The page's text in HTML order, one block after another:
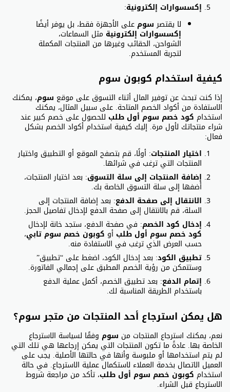
إكسسوارات إلكترونية:
لا يقتصرسومعلى الأجهزة فقط، بل يوفر أيضًا
إكسسوارات إلكترونية مثل السماعات،
الشواحن، الحقائب وغيرها من المنتجات المكملة
لتجربة المستخدم.
كيفية استخدام كوبون سوم
إذا كنت تبحث عن توفير المال أثناء التسوق على موقع سوم، يمكنك
الاستفادة من أكواد الخصم المتاحة. على سبيل المثال، يمكنك
استخدام كود خصم سوم أول طلب للحصول على خصم كبير عند
شراء منتجاتك لأول مرة. إليك كيفية استخدام أكواد الخصم بشكل
فعال:
اختيار المنتجات: أولًا، قم بتصفح الموقع أو التطبيق واختيار
المنتجات التي ترغب في شرائها.
إضافة المنتجات إلى سلة التسوق: بعد اختيار المنتجات،
أضفها إلى سلة التسوق الخاصة بك.
الانتقال إلى صفحة الدفع: بعد إضافة المنتجات إلى
السلة، قم بالانتقال إلى صفحة الدفع لإدخال تفاصيل الحجز.
إدخال كود الخصم: في صفحة الدفع، ستجد خانة لإدخال
كود خصم سوم أول طلب أو كوبون خصم سوم تابي،
حسب العرض الذي ترغب في الاستفادة منه.
تطبيق الكود: بعد إدخال الكود، اضغط على “تطبيق”
وستتمكن من رؤية الخصم المطبق على إجمالي الفاتورة.
إتمام الدفع: بعد تطبيق الخصم، أكمل عملية الدفع
باستخدام الطريقة المناسبة لك.
هل يمكن استرجاع أحد المنتجات من متجر سوم؟
نعم، يمكنك استرجاع المنتجات من سوم وفقًا لسياسة الاسترجاع
الخاصة بها. عادةً ما تكون المنتجات التي يمكن إرجاعها هي تلك التي
لم يتم استخدامها أو ملبوسة وأنها في حالتها الأصلية. يجب على
العميل الاتصال بخدمة العملاء لاستكمال عملية الاسترجاع. في حالة
استخدام كوبون خصم سوم أول طلب، تأكد من مراجعة شروط
الاسترجاع قبل الشراء.